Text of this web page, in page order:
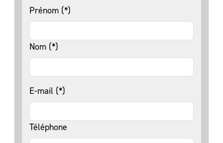
Prénom (*)
Nom (*)
E-mail (*)
Téléphone